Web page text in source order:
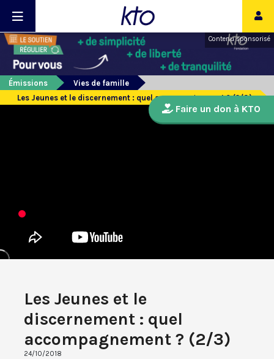
Contenu sponsorisé
Émissions
Vies de famille
Les Jeunes et le discernement : quel accompagnement ? (2/3)
Les Jeunes et le
discernement : quel
accompagnement ? (2/3)
24/10/2018
Faire un don à KTO